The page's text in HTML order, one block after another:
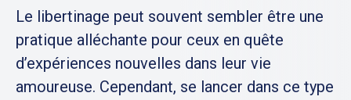
Le libertinage peut souvent sembler être une
pratique alléchante pour ceux en quête
d’expériences nouvelles dans leur vie
amoureuse. Cependant, se lancer dans ce type